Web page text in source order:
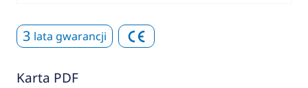
3 lata gwarancji
Karta PDF